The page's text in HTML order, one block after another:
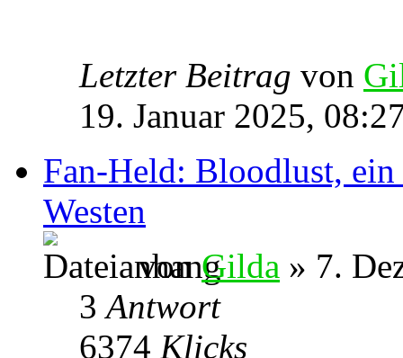
Letzter Beitrag von
19. Januar 2025,
Fan-Held: Bloodlust, ein
Westen
vonGilda » 7.
3Antwort
6374 Klicks